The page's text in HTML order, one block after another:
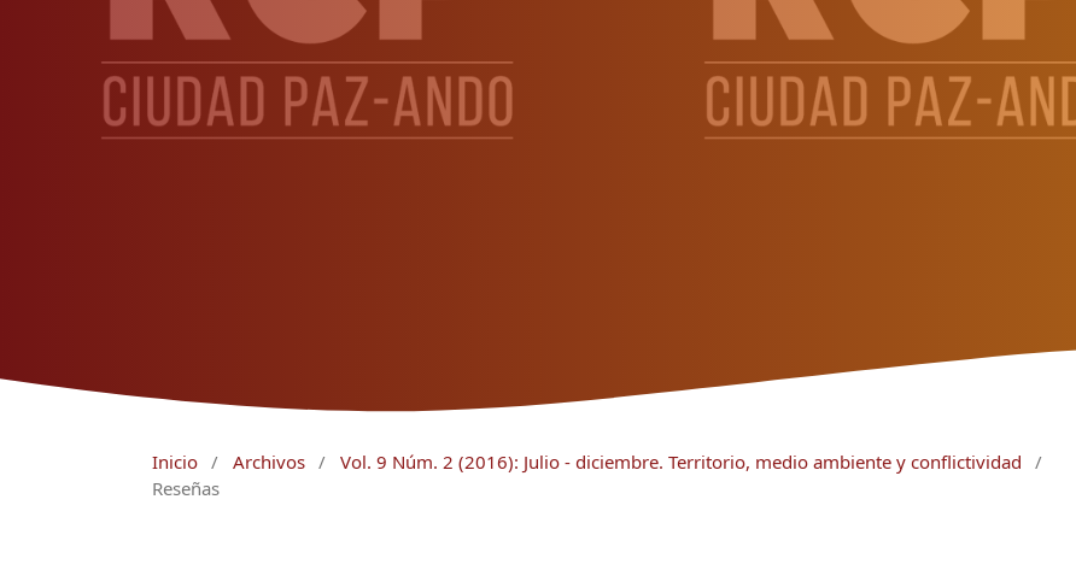
Inicio / Archivos / Vol. 9 Núm. 2 (2016): Julio - diciembre. Territorio, medio ambiente y conflictividad
/
Reseñas